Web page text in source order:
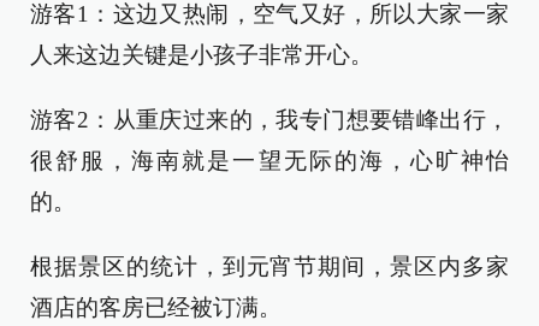
游客1：这边又热闹，空气又好，所以大家一家
人来这边关键是小孩子非常开心。
游客2：从重庆过来的，我专门想要错峰出行，
很舒服，海南就是一望无际的海，心旷神怡
的。
根据景区的统计，到元宵节期间，景区内多家
酒店的客房已经被订满。